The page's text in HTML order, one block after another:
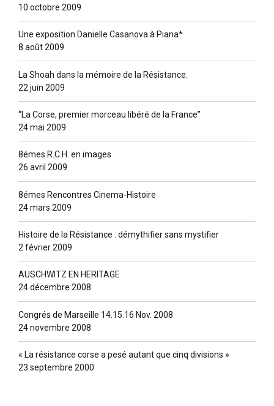
10 octobre 2009
Une exposition Danielle Casanova à Piana*
8 août 2009
La Shoah dans la mémoire de la Résistance.
22 juin 2009
“La Corse, premier morceau libéré de la France”
24 mai 2009
8émes R.C.H. en images
26 avril 2009
8émes Rencontres Cinema-Histoire
24 mars 2009
Histoire de la Résistance : démythifier sans mystifier
2 février 2009
AUSCHWITZ EN HERITAGE
24 décembre 2008
Congrés de Marseille 14.15.16 Nov. 2008
24 novembre 2008
« La résistance corse a pesé autant que cinq divisions »
23 septembre 2000